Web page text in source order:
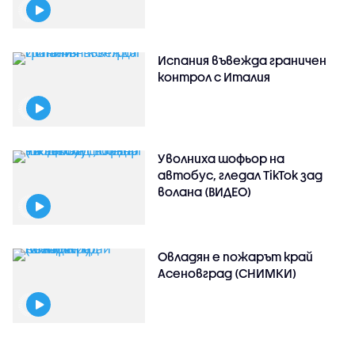
Испания въвежда граничен
контрол с Италия
Уволниха шофьор на
автобус, гледал TikTok зад
волана (ВИДЕО)
Овладян е пожарът край
Асеновград (СНИМКИ)